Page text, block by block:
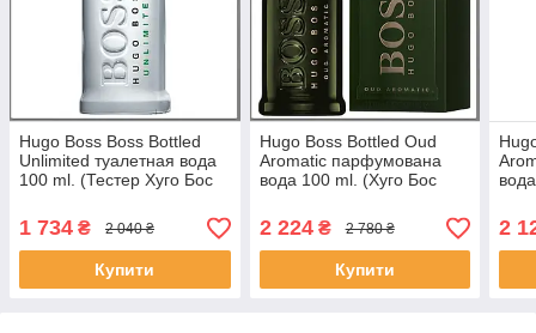
Hugo Boss Boss Bottled
Unlimited туалетная вода
100 ml. (Тестер Хуго Бос
1 734 ₴ 2 040 ₴
Купити
Hugo Boss Bottled Oud
Aromatic парфумована
вода 100 ml. (Хуго Бос
2 224₴ 2 780 ₴
Купити
2